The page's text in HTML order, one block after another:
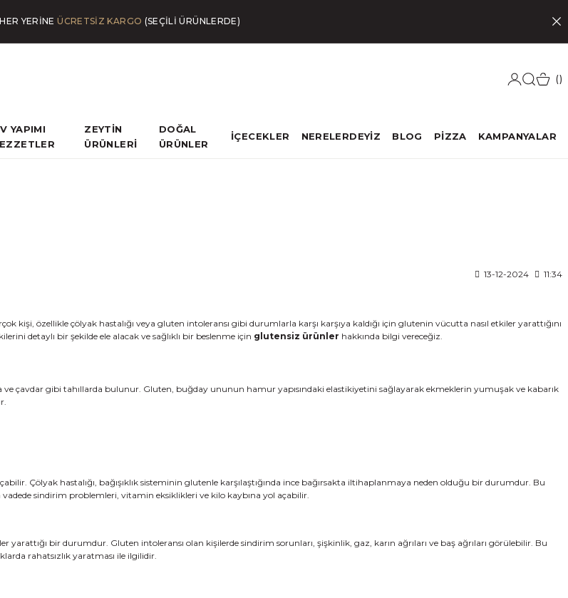
YERİNEÜCRETSİZ KARGO (SEÇİLİ ÜRÜNLERDE)
YAPIMI
ZEYTİN
ÜRÜNLERİ
DOĞAL
ÜRÜNLER
İÇECEKLER NERELERDEYİZ BLOG PİZZA KAMPANYALAR
13-12-2024 11:34
özellikle çölyak hastalığı veya gluten intoleransı gibi durumlarla karşı karşıya kaldığı için glutenin vücutta nasıl etkiler yarattığını
detaylı bir şekilde ele alacak ve sağlıklı bir beslenme için glutensiz ürünler hakkında bilgi vereceğiz.
çavdar gibi tahıllarda bulunur. Gluten, buğday ununun hamur yapısındaki elastikiyetini sağlayarak ekmeklerin yumuşak ve kabarık
Çölyak hastalığı, bağışıklık sisteminin glutenle karşılaştığında ince bağırsakta iltihaplanmaya neden olduğu bir durumdur. Bu
sindirim problemleri, vitamin eksiklikleri ve kilo kaybına yol açabilir.
bir durumdur. Gluten intoleransı olan kişilerde sindirim sorunları, şişkinlik, gaz, karın ağrıları ve baş ağrıları görülebilir. Bu
rahatsızlık yaratması ile ilgilidir.